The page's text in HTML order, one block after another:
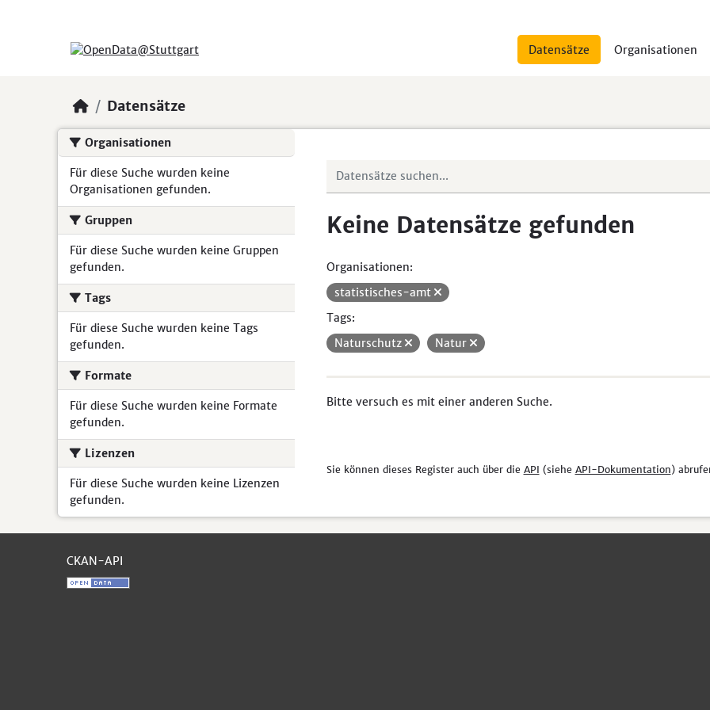
Datensätze Organisationen
Datensätze
Organisationen
Für diese Suche wurden keine
Organisationen gefunden.
Gruppen
Für diese Suche wurden keine Gruppen
gefunden.
Tags
Für diese Suche wurden keine Tags
gefunden.
Formate
Für diese Suche wurden keine Formate
gefunden.
Lizenzen
Für diese Suche wurden keine Lizenzen
gefunden.
Keine Datensätze gefunden
Organisationen:
statistisches-amt
Tags:
Naturschutz
Natur
Bitte versuch es mit einer anderen Suche.
Sie können dieses Register auch über die API (siehe API-Dokumentation)
CKAN-API